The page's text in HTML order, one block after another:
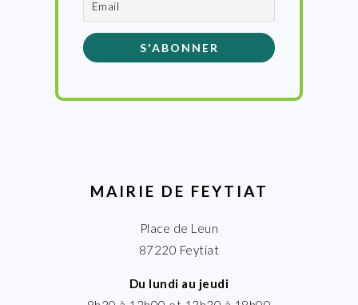
MAIRIE DE FEYTIAT
Place de Leun
87220 Feytiat
Du lundi au jeudi